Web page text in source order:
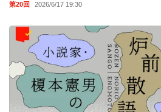
第20回 2026/6/17 19:30